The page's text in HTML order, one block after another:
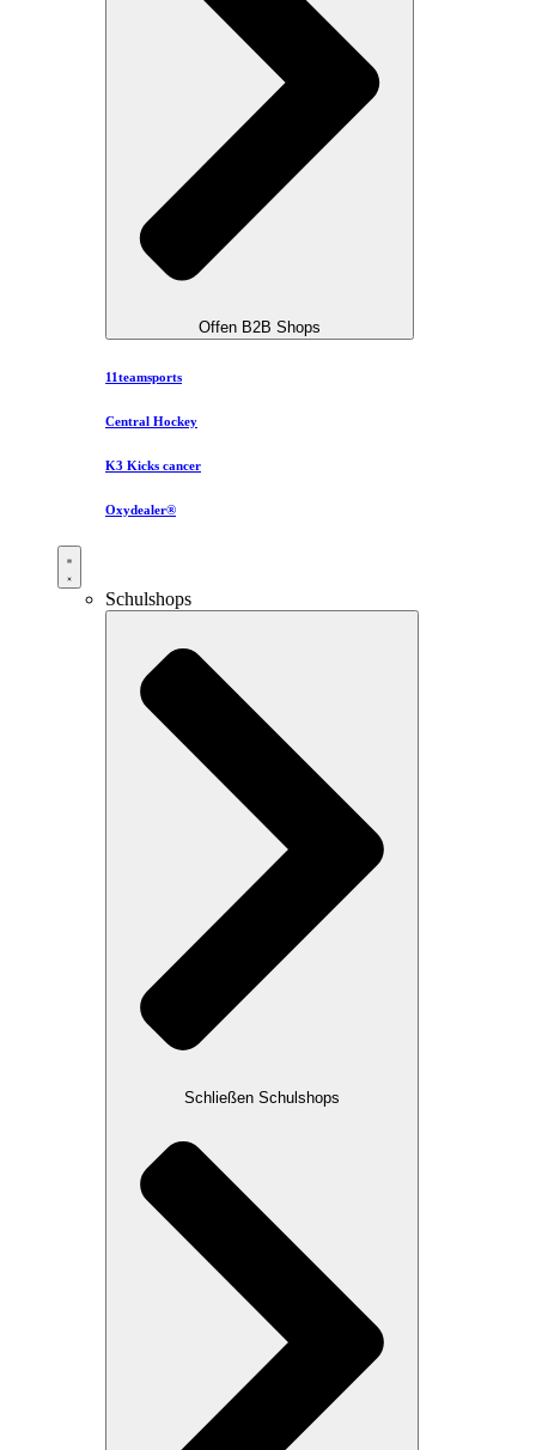
Offen B2B Shops
11teamsports
Central Hockey
K3 Kicks cancer
Oxydealer®
Schulshops
Schließen Schulshops